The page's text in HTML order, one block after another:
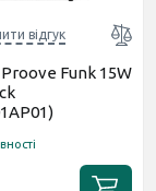
відгук
Funk 15W